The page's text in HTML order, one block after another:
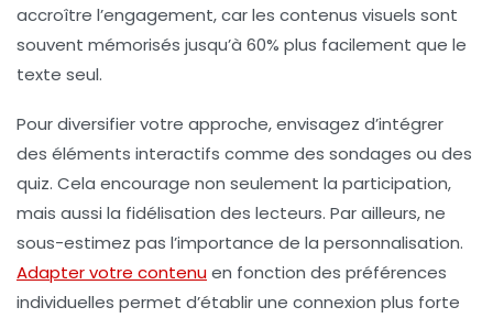
accroître l’engagement, car les contenus visuels sont
souvent mémorisés jusqu’à 60% plus facilement que le
texte seul.
Pour diversifier votre approche, envisagez d’intégrer
des éléments interactifs comme des sondages ou des
quiz. Cela encourage non seulement la participation,
mais aussi la fidélisation des lecteurs. Par ailleurs, ne
sous-estimez pas l’importance de la personnalisation.
Adapter votre contenuen fonction des préférences
individuelles permet d’établir une connexion plus forte